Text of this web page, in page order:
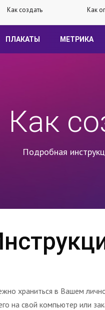
Как создать Как
ПЛАКАТЫ МЕТРИКА
Как
Подробная
храниться в Вашем
на свой компьютер или